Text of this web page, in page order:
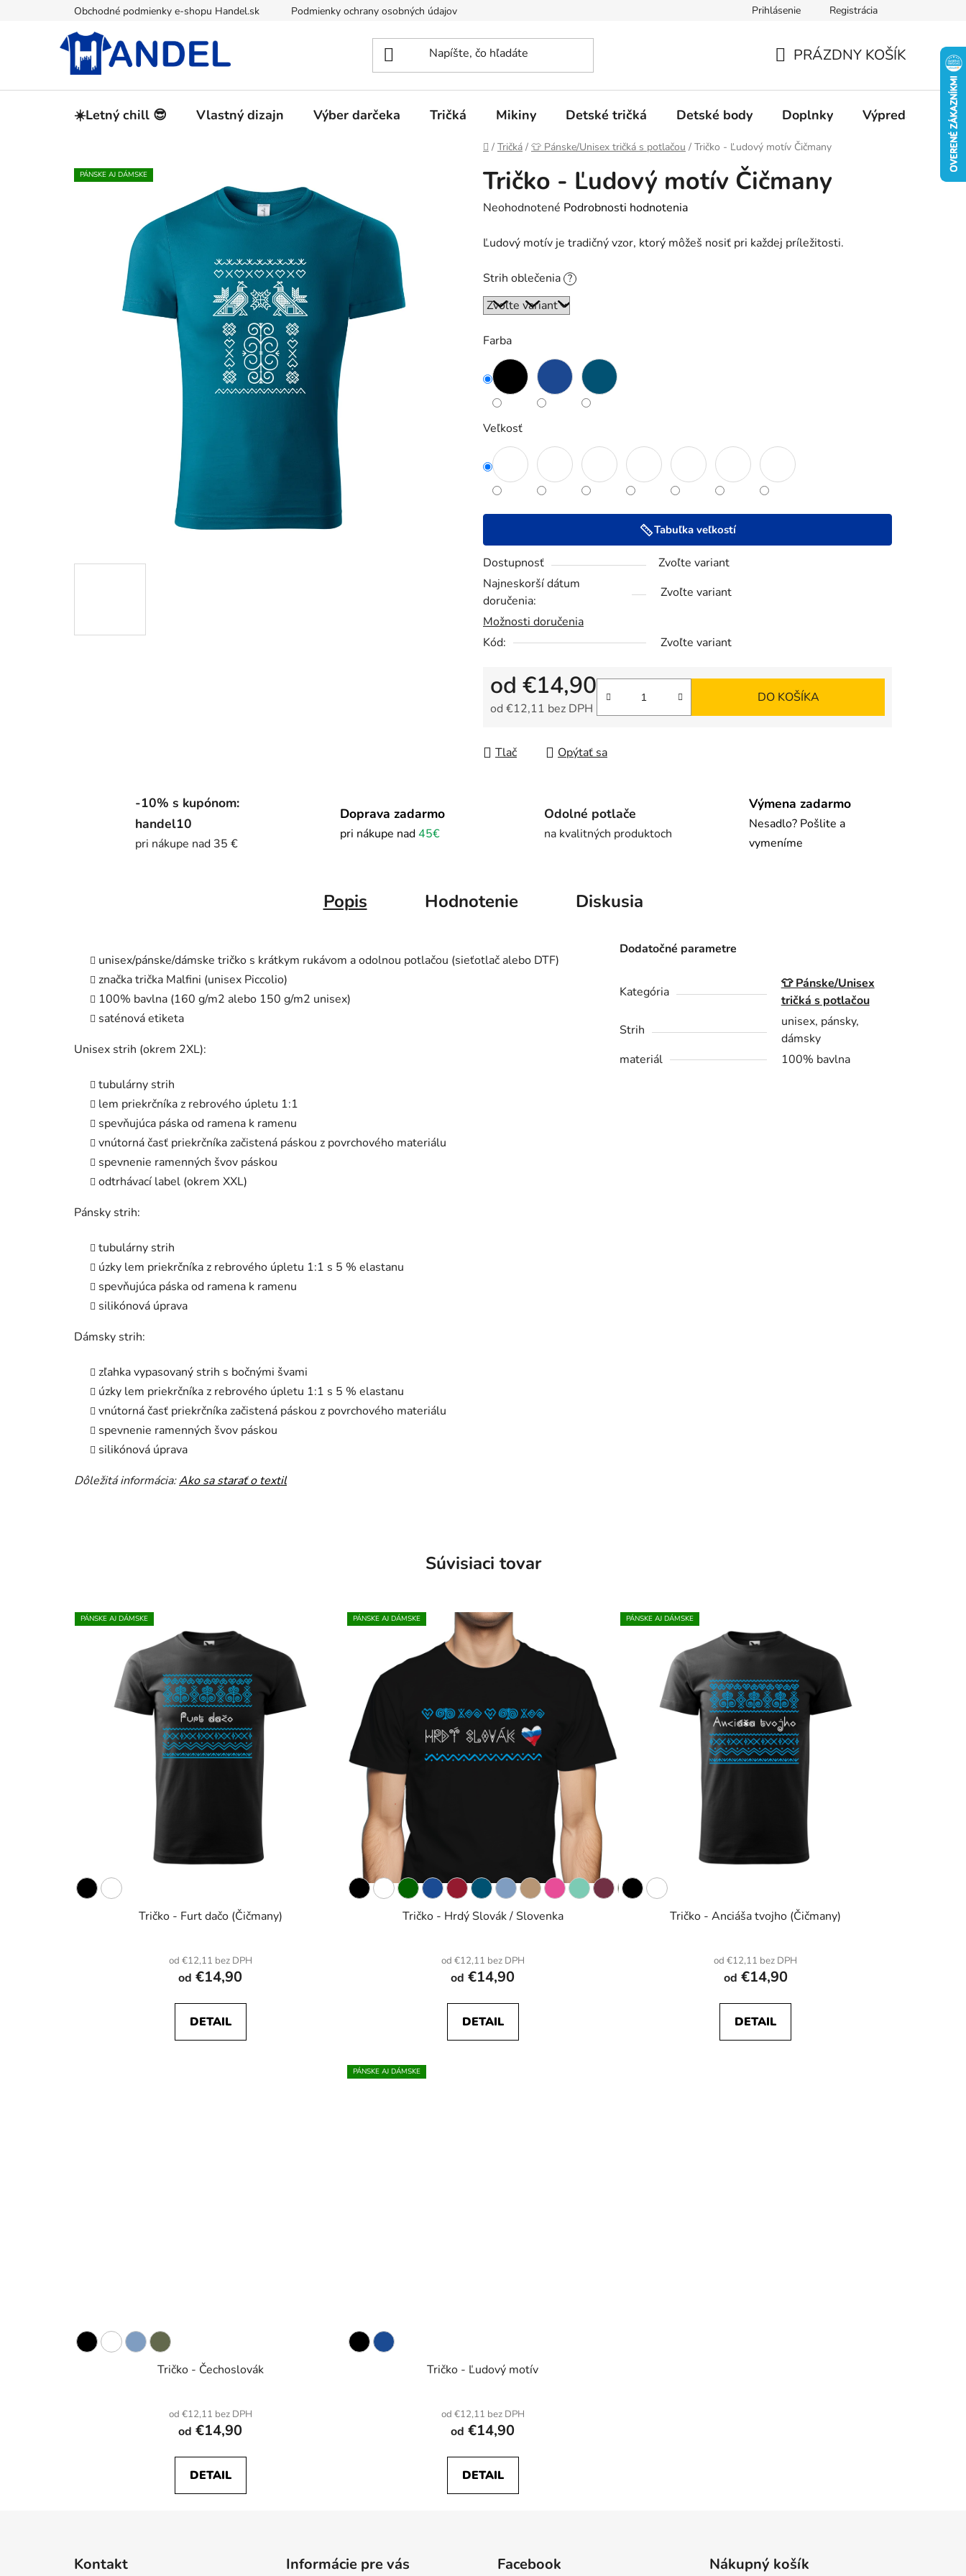
Obchodné podmienky e-shopu Handel.sk Podmienky ochrany osobných údajov Veľkostné tabuľky Ako sa starať o textil
Prihlásenie Registrácia
KOŠÍK
PRÁZDNY KOŠÍK
☀️Letný chill 😎 Vlastný dizajn Výber darčeka Tričká Mikiny Detské tričká Detské body Doplnky Výpredaj
Domov
/ Tričká / 👕 Pánske/Unisex tričká s potlačou / Tričko - Ľudový motív Čičmany
Tričko - Ľudový motív Čičmany
Priemerné
produktu
0,0
z
hviezdičiek.
Neohodnotené Podrobnosti hodnotenia
Ľudový motív je tradičný vzor, ktorý môžeš nosiť pri každej príležitosti.
Strih oblečenia ?
Farba
Veľkosť
Tabuľka veľkostí
Dostupnosť
Zvoľte variant
Najneskorší dátum
doručenia:
Zvoľte variant
Možnosti doručenia
Kód:
Zvoľte variant
od €14,90
od €12,11 bez DPH
DO KOŠÍKA
Tlač Opýtať sa
PÁNSKE AJ DÁMSKE
-10% s kupónom:
handel10
pri nákupe nad 35 €
Doprava zadarmo
pri nákupe nad45€
Odolné potlače
na kvalitných produktoch
Výmena zadarmo
Nesadlo? Pošlite a
vymeníme
Popis Hodnotenie Diskusia
unisex/pánske/dámske tričko s krátkym rukávom a odolnou potlačou (sieťotlač alebo DTF)
značka trička Malfini (unisex Piccolio)
100% bavlna (160 g/m2 alebo 150 g/m2 unisex)
saténová etiketa
Unisex strih (okrem 2XL):
tubulárny strih
lem priekrčníka z rebrového úpletu 1:1
spevňujúca páska od ramena k ramenu
vnútorná časť priekrčníka začistená páskou z povrchového materiálu
spevnenie ramenných švov páskou
odtrhávací label (okrem XXL)
Pánsky strih:
tubulárny strih
úzky lem priekrčníka z rebrového úpletu 1:1 s 5 % elastanu
spevňujúca páska od ramena k ramenu
silikónová úprava
Dámsky strih:
zľahka vypasovaný strih s bočnými švami
úzky lem priekrčníka z rebrového úpletu 1:1 s 5 % elastanu
vnútorná časť priekrčníka začistená páskou z povrchového materiálu
spevnenie ramenných švov páskou
silikónová úprava
Dôležitá informácia:Ako sa starať o textil
Dodatočné parametre
Kategória
👕 Pánske/Unisex
tričká s potlačou
Strih
unisex, pánsky,
dámsky
materiál
100% bavlna
Súvisiaci tovar
PÁNSKE AJ DÁMSKE
Tričko - Furt dačo (Čičmany)
od €12,11 bez DPH
od €14,90
DETAIL
PÁNSKE AJ DÁMSKE
Tričko - Hrdý Slovák / Slovenka
od €12,11 bez DPH
od €14,90
DETAIL
PÁNSKE AJ DÁMSKE
Tričko - Anciáša tvojho (Čičmany)
od €12,11 bez DPH
od €14,90
DETAIL
Tričko - Čechoslovák
od €12,11 bez DPH
od €14,90
DETAIL
PÁNSKE AJ DÁMSKE
Tričko - Ľudový motív
od €12,11 bez DPH
od €14,90
DETAIL
Kontakt Informácie pre vás Facebook Nákupný košík